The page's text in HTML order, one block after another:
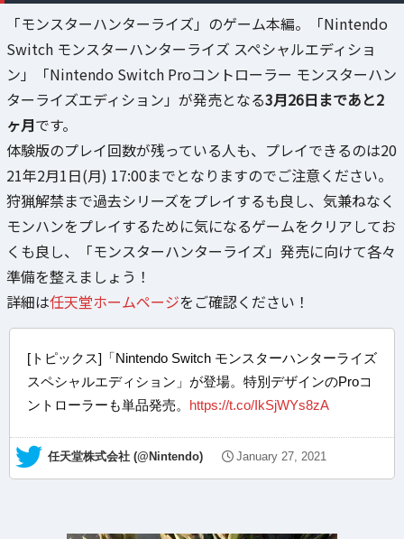
「モンスターハンターライズ」のゲーム本編。「Nintendo
Switch モンスターハンターライズ スペシャルエディショ
ン」「Nintendo Switch Proコントローラー モンスターハン
ターライズエディション」が発売となる3月26日まであと2
ヶ月です。
体験版のプレイ回数が残っている人も、プレイできるのは20
21年2月1日(月) 17:00までとなりますのでご注意ください。
狩猟解禁まで過去シリーズをプレイするも良し、気兼ねなく
モンハンをプレイするために気になるゲームをクリアしてお
くも良し、「モンスターハンターライズ」発売に向けて各々
準備を整えましょう！
詳細は任天堂ホームページをご確認ください！
[トピックス]「Nintendo Switch モンスターハンターライズ
スペシャルエディション」が登場。特別デザインのProコ
ントローラーも単品発売。 https://t.co/IkSjWYs8zA
— 任天堂株式会社 (@Nintendo) January 27, 2021